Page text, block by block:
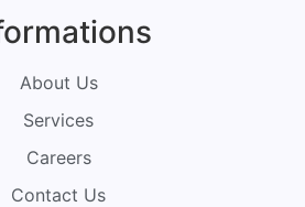
About Us
Services
Careers
Contact Us